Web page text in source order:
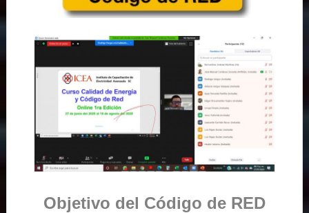
Objetivo del Código de RED